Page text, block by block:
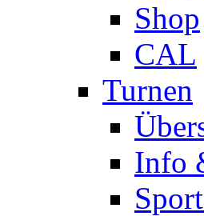
Shop
CAL
Turnen
Info